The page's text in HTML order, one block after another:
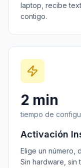
laptop, recibe
contigo.
2 min
tiempo de
Activación
Elige un número,
Sin hardware, sin